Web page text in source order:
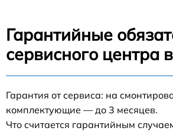
Гарантийные
сервисного центра
Гарантия от сервиса: на
комплектующие — до 3 месяцев.
Что считается гарантийным